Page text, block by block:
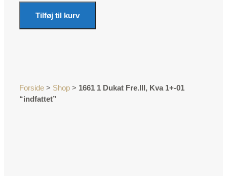
Forside > Shop > 1661 1 Dukat Fre.lll, Kva 1+-01
“indfattet”
Tilføj til kurv